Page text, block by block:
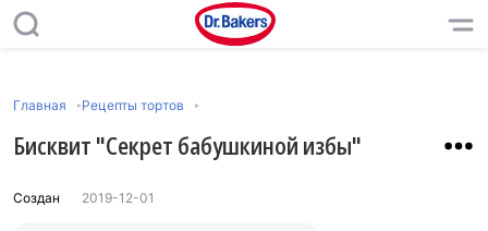
Главная Рецепты тортов
Бисквит "Секрет бабушкиной избы"
Создан 2019-12-01